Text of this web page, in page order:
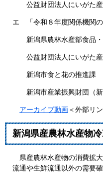
公益財団法人にいがた産
エ 「令和８年度関係機関の
新潟県農林水産部食品・
公益財団法人にいがた産
新潟市食と花の推進課
新潟市産業振興財団（新
アーカイブ動画＜外部リ
新潟県産農林水産物
県産農林水産物の消費拡
流通や生鮮流通以外の需要